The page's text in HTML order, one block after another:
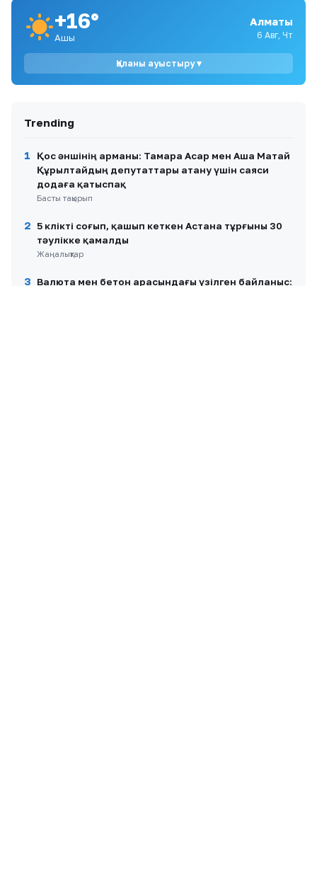
9
Дариға Назарбаева Forbes тізімінде 20-орынға
түсті
10
Қазақстанда алғаш рет Майдандық авиация
+16°
Ашық
Алматы
6 Авг, Чт
Қаланы ауыстыру ▾
Trending
1
Қос әншінің арманы: Тамара Асар мен Аша Матай
Құрылтайдың депутаттары атану үшін саяси
додаға қатыспақ
Басты тақырып
2
5 көлікті соғып, қашып кеткен Астана тұрғыны 30
тәулікке қамалды
Жаңалықтар
3
Валюта мен бетон арасындағы үзілген байланыс: